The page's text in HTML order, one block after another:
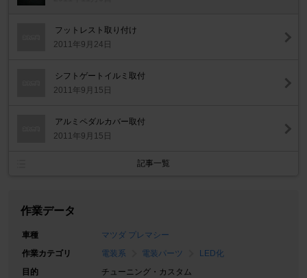
フットレスト取り付け
2011年9月24日
シフトゲートイルミ取付
2011年9月15日
アルミペダルカバー取付
2011年9月15日
記事一覧
作業データ
車種
マツダ プレマシー
作業カテゴリ
電装系 電装パーツ
LED化
目的
チューニング・カスタム